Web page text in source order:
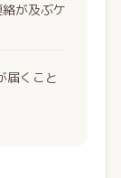
が及ぶケ
届くこと